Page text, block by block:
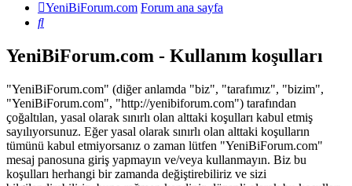
YeniBiForum.com Forum ana sayfa
Ara
YeniBiForum.com - Kullanım koşulları
"YeniBiForum.com" (diğer anlamda "biz", "tarafımız", "bizim",
"YeniBiForum.com", "http://yenibiforum.com") tarafından
çoğaltılan, yasal olarak sınırlı olan alttaki koşulları kabul etmiş
sayılıyorsunuz. Eğer yasal olarak sınırlı olan alttaki koşulların
tümünü kabul etmiyorsanız o zaman lütfen "YeniBiForum.com"
mesaj panosuna giriş yapmayın ve/veya kullanmayın. Biz bu
koşulları herhangi bir zamanda değiştirebiliriz ve sizi